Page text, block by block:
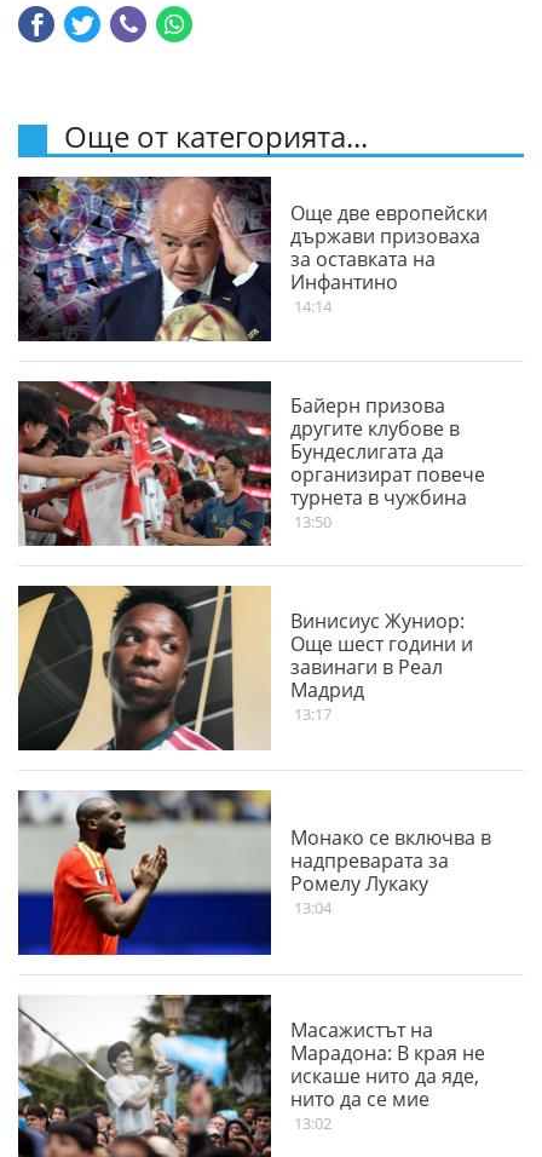
Още от категорията...
Още две европейски
държави призоваха
за оставката на
Инфантино
14:14
Байерн призова
другите клубове в
Бундеслигата да
организират повече
турнета в чужбина
13:50
Винисиус Жуниор:
Още шест години и
завинаги в Реал
Мадрид
13:17
Монако се включва в
надпреварата за
Ромелу Лукаку
13:04
Масажистът на
Марадона: В края не
искаше нито да яде,
нито да се мие
13:02